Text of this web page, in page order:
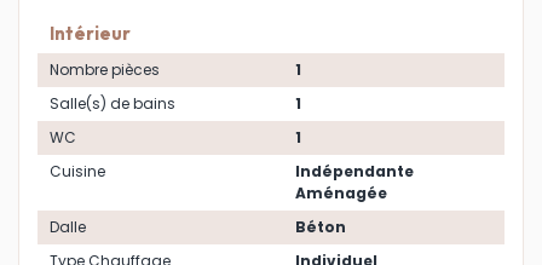
Intérieur
Nombre pièces
1
Salle(s) de bains
1
WC
1
Cuisine
Indépendante
Aménagée
Dalle
Béton
Type Chauffage
Individuel